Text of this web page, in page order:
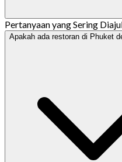
Pertanyaan yang Sering
Apakah ada restoran di Phuket